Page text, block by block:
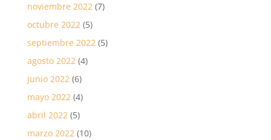
noviembre 2022(7)
octubre 2022(5)
septiembre 2022(5)
agosto 2022(4)
junio 2022(6)
mayo 2022(4)
abril 2022(5)
marzo 2022(10)